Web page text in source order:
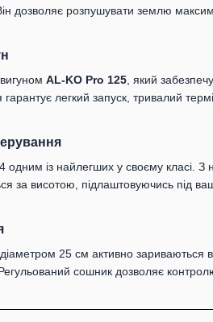
дозволяє розпушувати землю
AL-KO Pro 125, який
гарантує легкий запуск, тривалий
із найлегших у своєму класі. З
за висотою, підлаштовуючись під
25 см активно
сошник дозволяє